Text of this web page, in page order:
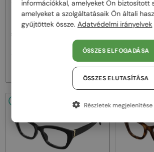
Saint Laurent —
Napszemüvegek
SL M153 - 003 - 55
SL M94 OPT
80 000 Ft
információkkal, amelyeket Ön biztosított
amelyeket a szolgáltatásaik Ön általi
gyűjtöttek össze. Adatvédelmi irányelvek
ÖSSZES ELFOGADÁSA
ÖSSZES ELUTASÍTÁSA
Részletek megjelenítése